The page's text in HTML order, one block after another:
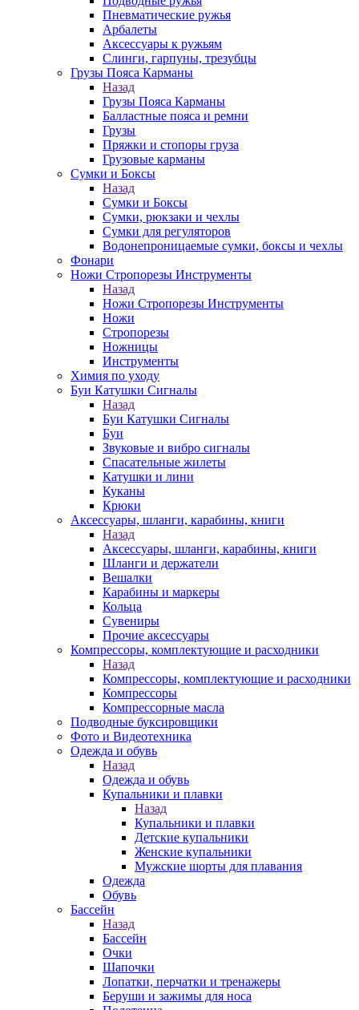
Пневматические ружья
Арбалеты
Аксессуары к ружьям
Слинги, гарпуны, трезубцы
Грузы Пояса Карманы
Назад
Грузы Пояса Карманы
Балластные пояса и ремни
Грузы
Пряжки и стопоры груза
Грузовые карманы
Сумки и Боксы
Назад
Сумки и Боксы
Сумки, рюкзаки и чехлы
Сумки для регуляторов
Водонепроницаемые сумки, боксы и чехлы
Фонари
Ножи Стропорезы Инструменты
Назад
Ножи Стропорезы Инструменты
Ножи
Стропорезы
Ножницы
Инструменты
Химия по уходу
Буи Катушки Сигналы
Назад
Буи Катушки Сигналы
Буи
Звуковые и вибро сигналы
Спасательные жилеты
Катушки и лини
Куканы
Крюки
Аксессуары, шланги, карабины, книги
Назад
Аксессуары, шланги, карабины, книги
Шланги и держатели
Вешалки
Карабины и маркеры
Кольца
Сувениры
Прочие аксессуары
Компрессоры, комплектующие и расходники
Назад
Компрессоры, комплектующие и расходники
Компрессоры
Компрессорные масла
Подводные буксировщики
Фото и Видеотехника
Одежда и обувь
Назад
Одежда и обувь
Купальники и плавки
Назад
Купальники и плавки
Детские купальники
Женские купальники
Мужские шорты для плавания
Одежда
Обувь
Бассейн
Назад
Бассейн
Очки
Шапочки
Лопатки, перчатки и тренажеры
Беруши и зажимы для носа